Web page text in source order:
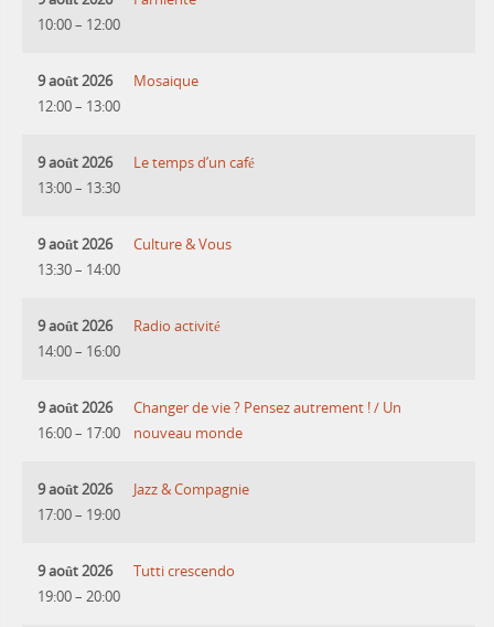
10:00– 12:00
9 août 2026
12:00– 13:00
Mosaique
9 août 2026
13:00– 13:30
Le temps d’un café
9 août 2026
13:30– 14:00
Culture & Vous
9 août 2026
14:00– 16:00
Radio activité
9 août 2026
16:00– 17:00
Changer de vie ? Pensez autrement ! / Un
nouveau monde
9 août 2026
17:00– 19:00
Jazz & Compagnie
9 août 2026
19:00– 20:00
Tutti crescendo